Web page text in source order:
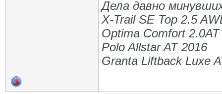
Дела давно
X-Trail SE Top 2.5
Optima Comfort
Polo Allstar AT 2016
Granta Liftback Luxe